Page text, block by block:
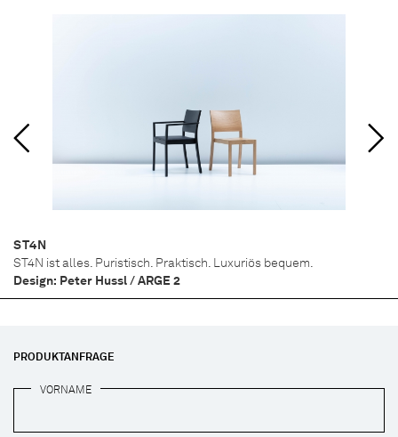
ST4N
ST4N ist alles. Puristisch. Praktisch. Luxuriös bequem.
Design: Peter Hussl / ARGE 2
PRODUKTANFRAGE
VORNAME